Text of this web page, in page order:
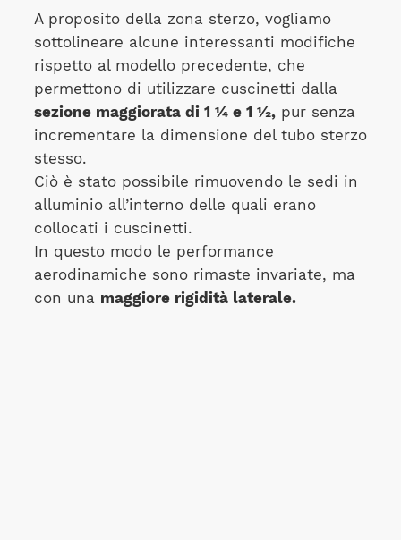
A proposito della zona sterzo, vogliamo
sottolineare alcune interessanti modifiche
rispetto al modello precedente, che
permettono di utilizzare cuscinetti dalla
sezione maggiorata di 1 ¼ e 1 ½,pur senza
incrementare la dimensione del tubo sterzo
stesso.
Ciò è stato possibile rimuovendo le sedi in
alluminio all’interno delle quali erano
collocati i cuscinetti.
In questo modo le performance
aerodinamiche sono rimaste invariate, ma
con una maggiore rigidità laterale.